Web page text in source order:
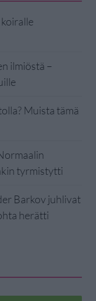
ilmiöstä –
Muista tämä
tyrmistytti
Barkov juhlivat
herätti